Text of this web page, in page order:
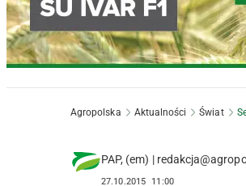
Agropolska Aktualności Świat
PAP, (em) |
27.10.2015 11:00